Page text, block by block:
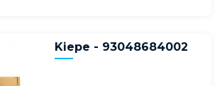
Kiepe - 93048684002